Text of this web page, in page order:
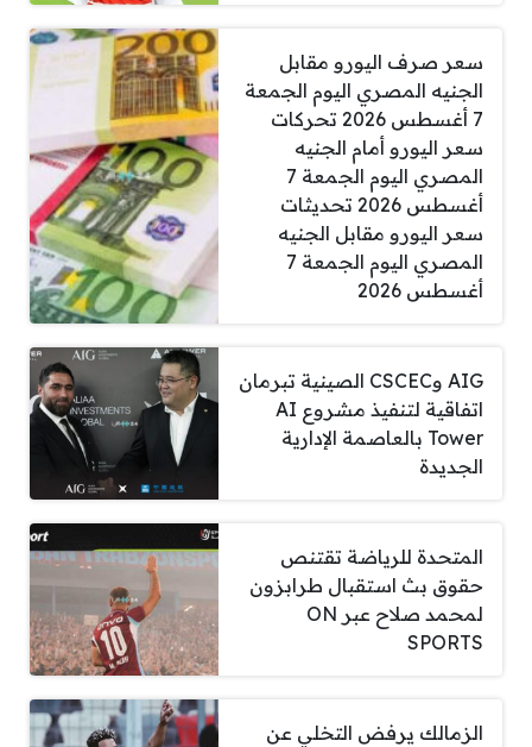
سعر صرف اليورو مقابل
الجنيه المصري اليوم الجمعة
7 أغسطس 2026 تحركات
سعر اليورو أمام الجنيه
المصري اليوم الجمعة 7
أغسطس 2026 تحديثات
سعر اليورو مقابل الجنيه
المصري اليوم الجمعة 7
أغسطس 2026
AIG وCSCEC الصينية تبرمان
اتفاقية لتنفيذ مشروع AI
Tower بالعاصمة الإدارية
الجديدة
المتحدة للرياضة تقتنص
حقوق بث استقبال طرابزون
لمحمد صلاح عبر ON
SPORTS
الزمالك يرفض التخلي عن